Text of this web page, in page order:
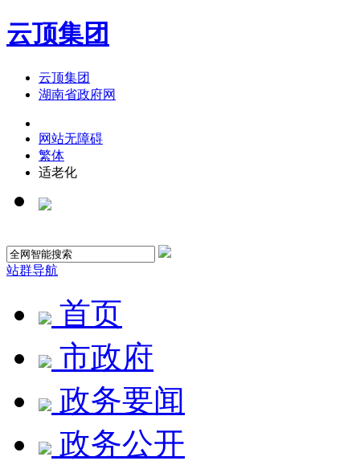
云顶集团
云顶集团
湖南省政府网
网站无障碍
繁体
适老化
站群导航
首页
市政府
政务要闻
政务公开